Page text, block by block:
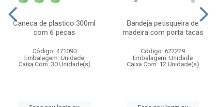
Caneca de plastico 300ml
com 6 pecas
Código: 471090
Embalagem: Unidade
Caixa Com: 30 Unidade(s)
Bandeja petisqueira de
madeira com porta tacas
Código: 622229
Embalagem: Unidade
Caixa Com: 12 Unidade(s)